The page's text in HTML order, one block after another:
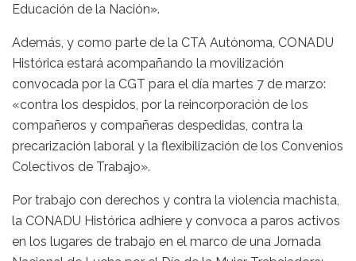
Educación de la Nación».
Además, y como parte de la CTA Autónoma, CONADU
Histórica estará acompañando la movilización
convocada por la CGT para el día martes 7 de marzo:
«contra los despidos, por la reincorporación de los
compañeros y compañeras despedidas, contra la
precarización laboral y la flexibilización de los Convenios
Colectivos de Trabajo».
Por trabajo con derechos y contra la violencia machista,
la CONADU Histórica adhiere y convoca a paros activos
en los lugares de trabajo en el marco de una Jornada